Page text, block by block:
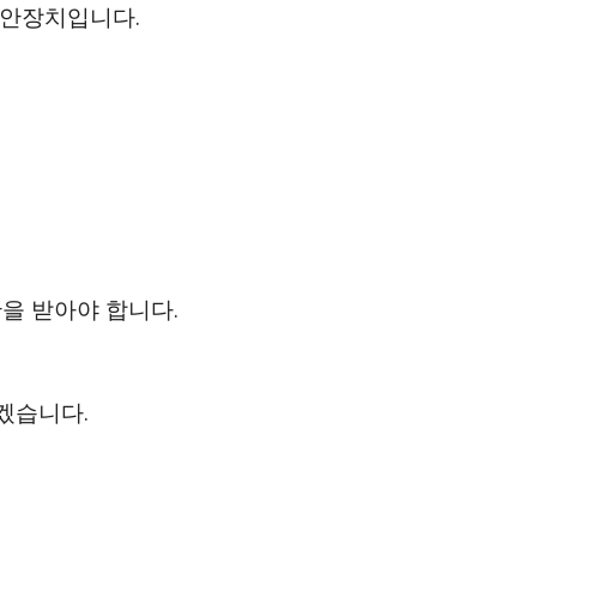
장치입니다.
받아야 합니다.
습니다.